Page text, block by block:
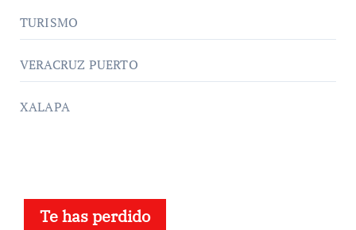
TURISMO
VERACRUZ PUERTO
XALAPA
Te has perdido